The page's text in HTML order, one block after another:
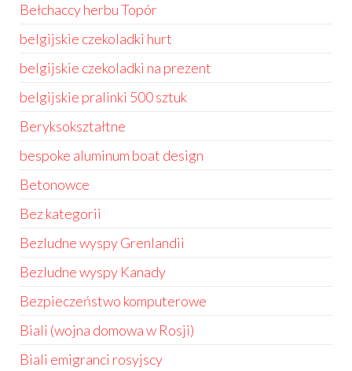
Bełchaccy herbu Topór
belgijskie czekoladki hurt
belgijskie czekoladki na prezent
belgijskie pralinki 500 sztuk
Beryksokształtne
bespoke aluminum boat design
Betonowce
Bez kategorii
Bezludne wyspy Grenlandii
Bezludne wyspy Kanady
Bezpieczeństwo komputerowe
Biali (wojna domowa w Rosji)
Biali emigranci rosyjscy